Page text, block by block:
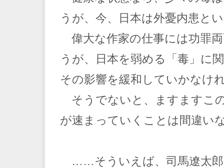
うが、今、日本は外憂内患と
偉大な作家の仕事には功罪
うが、日本を弱める「毒」に
その影響を緩和していかなけ
そうでないと、ますますこ
が速まっていくことは間違い
……そういえば、司馬遼太郎